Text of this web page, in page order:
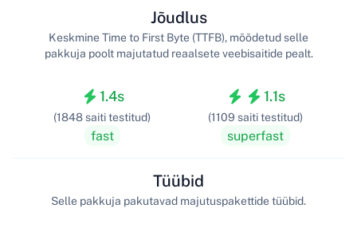
1.4s
(1848 saiti testitud)
fast
Jõudlus
Keskmine Time to First Byte (TTFB), mõõdetud selle
pakkuja poolt majutatud reaalsete veebisaitide pealt.
1.1s
(1109 saiti testitud)
superfast
Tüübid
Selle pakkuja pakutavad majutuspakettide tüübid.